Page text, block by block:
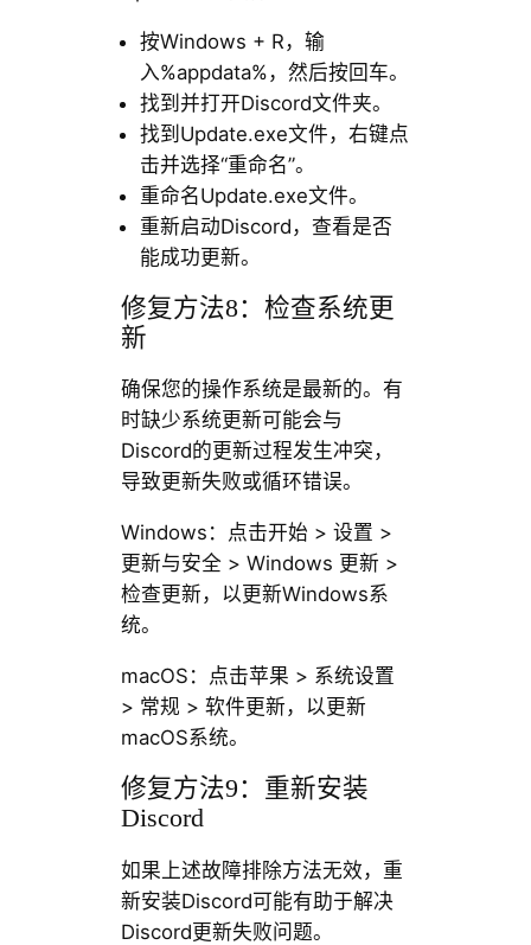
按Windows + R，输
入%appdata%，然后按回车。
找到并打开Discord文件夹。
找到Update.exe文件，右键点
击并选择“重命名”。
重命名Update.exe文件。
重新启动Discord，查看是否
能成功更新。
修复方法8：检查系统更
新
确保您的操作系统是最新的。有
时缺少系统更新可能会与
Discord的更新过程发生冲突，
导致更新失败或循环错误。
Windows：点击开始 > 设置 >
更新与安全 > Windows 更新 >
检查更新，以更新Windows系
统。
macOS：点击苹果 > 系统设置
> 常规 > 软件更新，以更新
macOS系统。
修复方法9：重新安装
Discord
如果上述故障排除方法无效，重
新安装Discord可能有助于解决
Discord更新失败问题。